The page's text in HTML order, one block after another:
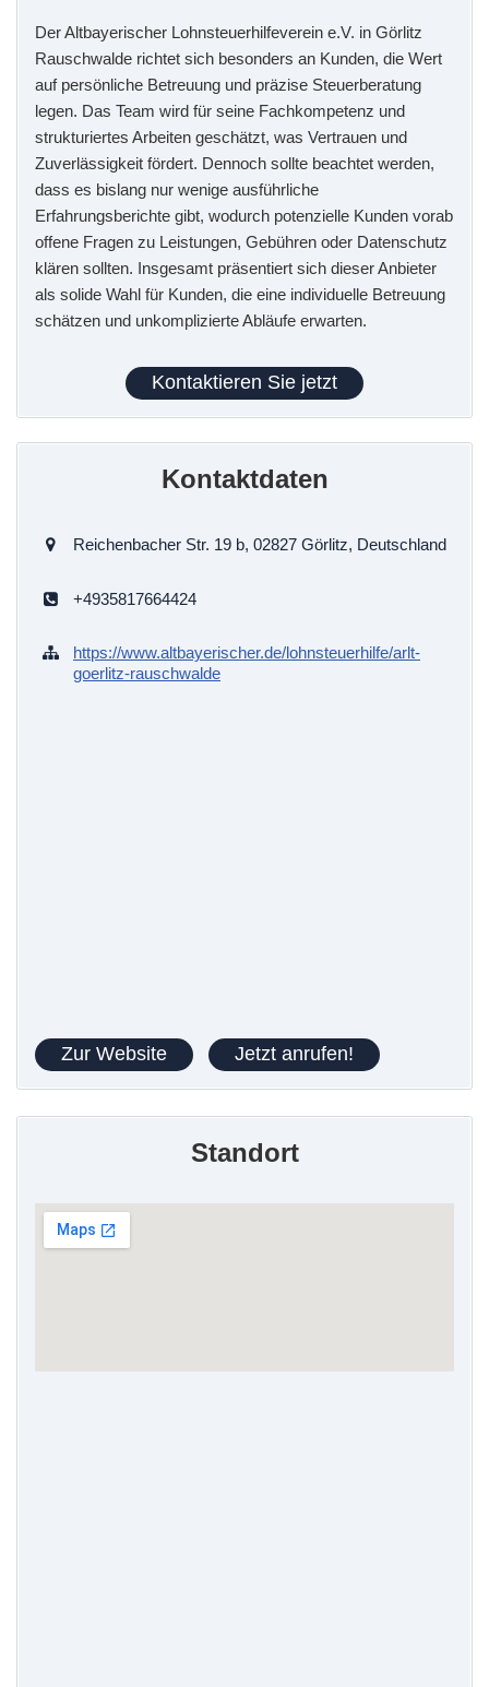
Der Altbayerischer Lohnsteuerhilfeverein e.V. in Görlitz
Rauschwalde richtet sich besonders an Kunden, die Wert
auf persönliche Betreuung und präzise Steuerberatung
legen. Das Team wird für seine Fachkompetenz und
strukturiertes Arbeiten geschätzt, was Vertrauen und
Zuverlässigkeit fördert. Dennoch sollte beachtet werden,
dass es bislang nur wenige ausführliche
Erfahrungsberichte gibt, wodurch potenzielle Kunden vorab
offene Fragen zu Leistungen, Gebühren oder Datenschutz
klären sollten. Insgesamt präsentiert sich dieser Anbieter
als solide Wahl für Kunden, die eine individuelle Betreuung
schätzen und unkomplizierte Abläufe erwarten.
Kontaktieren Sie jetzt
Kontaktdaten
Reichenbacher Str. 19 b, 02827 Görlitz, Deutschland
+4935817664424
https://www.altbayerischer.de/lohnsteuerhilfe/arlt-
goerlitz-rauschwalde
Zur Website Jetzt anrufen!
Standort